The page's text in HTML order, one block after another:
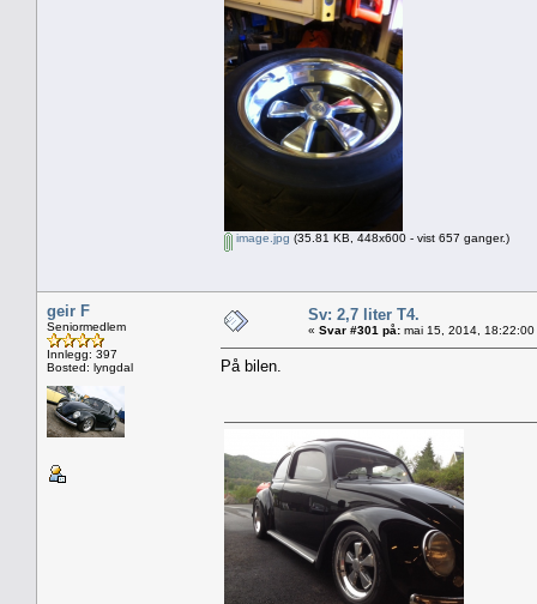
image.jpg (35.81 KB, 448x600 - vist 657 ganger.)
geir F
Seniormedlem
Innlegg: 397
Bosted: lyngdal
Sv: 2,7 liter T4.
« Svar #301 på: mai 15, 2014, 18:22:00
På bilen.